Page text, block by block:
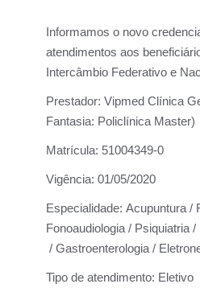
Informamos o novo
atendimentos aos
Intercâmbio Federativo e
Prestador: Vipmed Clínica
Fantasia: Policlínica Master)
Matrícula: 51004349-0
Vigência: 01/05/2020
Especialidade: Acupuntura /
Fonoaudiologia / Psiquiatria
/ Gastroenterologia /
Tipo de atendimento: Eletivo